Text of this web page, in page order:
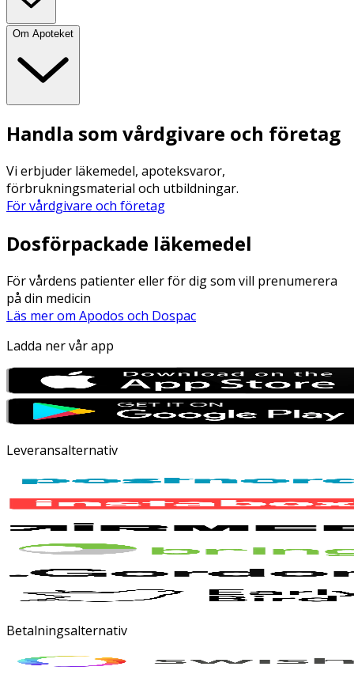
Om Apoteket
Handla som vårdgivare och företag
Vi erbjuder läkemedel, apoteksvaror,
förbrukningsmaterial och utbildningar.
För vårdgivare och företag
Dosförpackade läkemedel
För vårdens patienter eller för dig som vill prenumerera
på din medicin
Läs mer om Apodos och Dospac
Ladda ner vår app
Leveransalternativ
Betalningsalternativ